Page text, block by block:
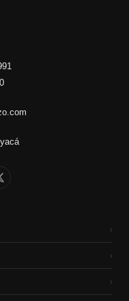
›
›
›